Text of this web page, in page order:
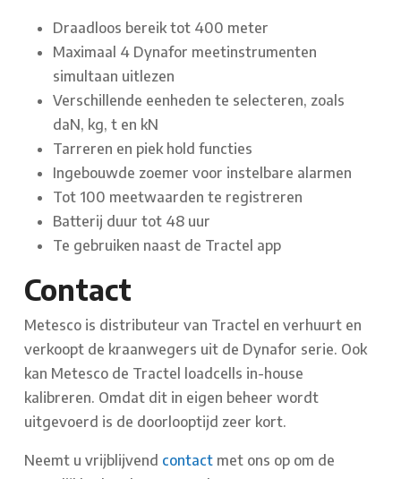
Draadloos bereik tot 400 meter
Maximaal 4 Dynafor meetinstrumenten
simultaan uitlezen
Verschillende eenheden te selecteren, zoals
daN, kg, t en kN
Tarreren en piek hold functies
Ingebouwde zoemer voor instelbare alarmen
Tot 100 meetwaarden te registreren
Batterij duur tot 48 uur
Te gebruiken naast de Tractel app
Contact
Metesco is distributeur van Tractel en verhuurt en
verkoopt de kraanwegers uit de Dynafor serie. Ook
kan Metesco de Tractel loadcells in-house
kalibreren. Omdat dit in eigen beheer wordt
uitgevoerd is de doorlooptijd zeer kort.
Neemt u vrijblijvend contact met ons op om de